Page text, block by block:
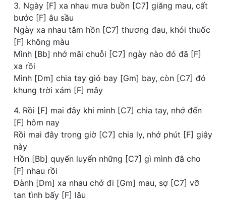
3. Ngày [F] xa nhau mưa buồn [C7] giăng mau, cất
bước [F] âu sầu
Ngày xa nhau tâm hồn [C7] thương đau, khói thuốc
[F] không màu
Mình [Bb] nhớ mãi chuỗi [C7] ngày nào đó đã [F]
xa rồi
Mình [Dm] chia tay gió bay [Gm] bay, còn [C7] đó
khung trời xám [F] mây
4. Rồi [F] mai đây khi mình [C7] chia tay, nhớ đến
[F] hôm nay
Rồi mai đây trong giờ [C7] chia ly, nhớ phút [F] giây
này
Hồn [Bb] quyến luyến những [C7] gì mình đã cho
[F] nhau rồi
Đành [Dm] xa nhau chớ đi [Gm] mau, sợ [C7] vỡ
tan tình bấy [F] lâu